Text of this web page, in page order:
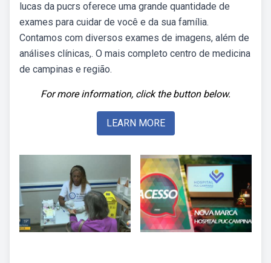
lucas da pucrs oferece uma grande quantidade de
exames para cuidar de você e da sua família.
Contamos com diversos exames de imagens, além de
análises clínicas,. O mais completo centro de medicina
de campinas e região.
For more information, click the button below.
LEARN MORE